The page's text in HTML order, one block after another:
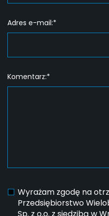
Adres e-mail:*
Komentarz:*
Wyrażam zgodę na
Przedsiębiorstwo